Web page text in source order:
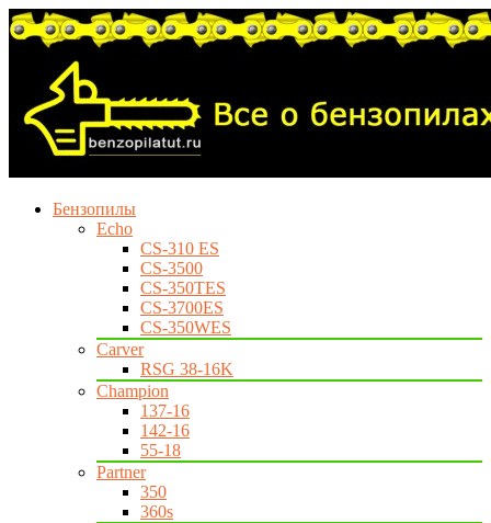
Бензопилы
Echo
CS-310 ES
CS-3500
CS-350TES
CS-3700ES
CS-350WES
Carver
RSG 38-16K
Champion
137-16
142-16
55-18
Partner
350
360s